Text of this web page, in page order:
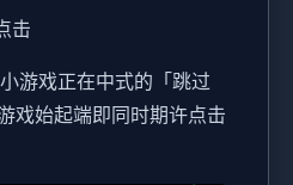
击
游戏正在中式的「跳过
戏始起端即同时期许点击